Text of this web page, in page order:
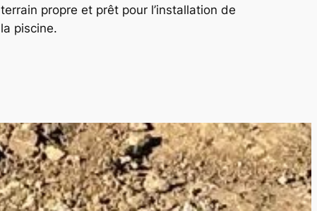
terrain propre et prêt pour l’installation de
la piscine.